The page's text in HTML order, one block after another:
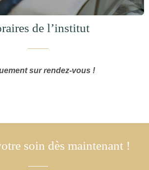
de l’institut
sur rendez-vous !
soin dès maintenant !